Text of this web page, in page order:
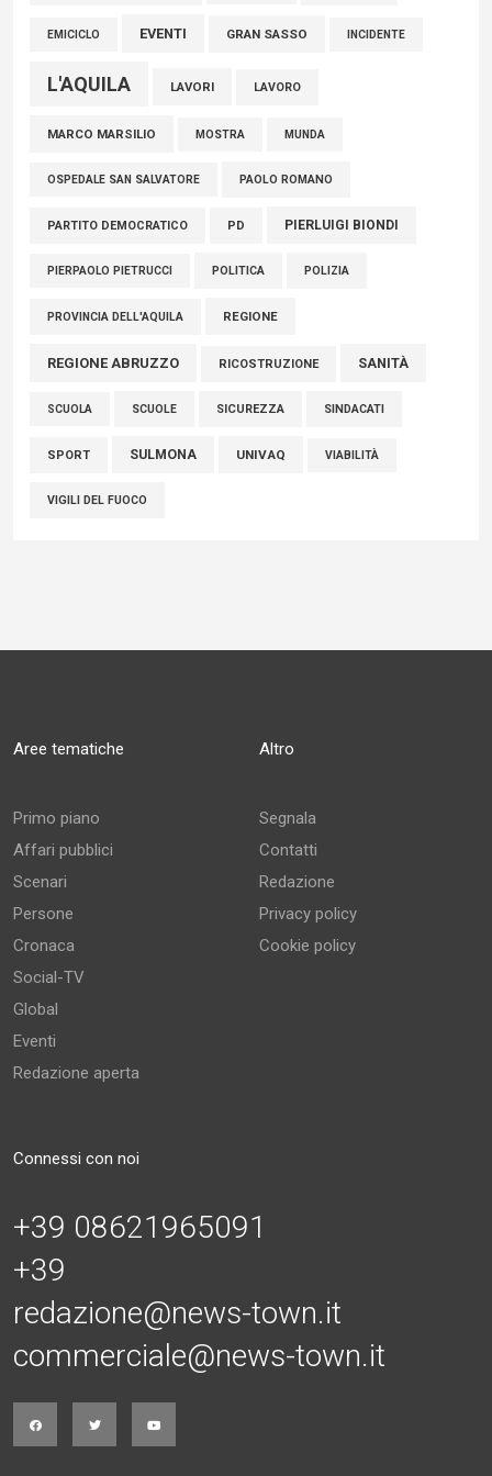
EMICICLO EVENTI GRAN SASSO INCIDENTE
L'AQUILA LAVORI LAVORO
MARCO MARSILIO MOSTRA MUNDA
OSPEDALE SAN SALVATORE PAOLO ROMANO
PARTITO DEMOCRATICO PD PIERLUIGI BIONDI
PIERPAOLO PIETRUCCI POLITICA POLIZIA
PROVINCIA DELL'AQUILA REGIONE
REGIONE ABRUZZO RICOSTRUZIONE SANITÀ
SCUOLA SCUOLE SICUREZZA SINDACATI
SPORT SULMONA UNIVAQ VIABILITÀ
VIGILI DEL FUOCO
Aree tematiche
Primo piano
Affari pubblici
Scenari
Persone
Cronaca
Social-TV
Global
Eventi
Redazione aperta
Altro
Segnala
Contatti
Redazione
Privacy policy
Cookie policy
Connessi con noi
+39 08621965091
+39
redazione@news-town.it
commerciale@news-town.it